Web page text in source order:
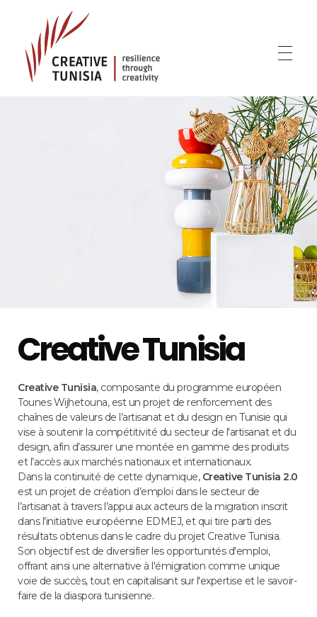
Creative Tunisia
Creative Tunisia, composante du programme européen
Tounes Wijhetouna, est un projet de renforcement des
chaînes de valeurs de l’artisanat et du design en Tunisie qui
vise à soutenir la compétitivité du secteur de l'artisanat et du
design, afin d’assurer une montée en gamme des produits
et l’accès aux marchés nationaux et internationaux.
Dans la continuité de cette dynamique, Creative Tunisia 2.0
est un projet de création d’emploi dans le secteur de
l’artisanat à travers l’appui aux acteurs de la migration inscrit
dans l’initiative européenne EDMEJ, et qui tire parti des
résultats obtenus dans le cadre du projet Creative Tunisia.
Son objectif est de diversifier les opportunités d'emploi,
offrant ainsi une alternative à l'émigration comme unique
voie de succès, tout en capitalisant sur l'expertise et le savoir-
faire de la diaspora tunisienne.